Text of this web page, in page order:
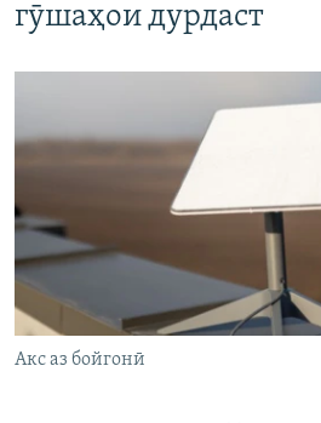
гӯшаҳои дурдаст
Акс аз бойгонӣ